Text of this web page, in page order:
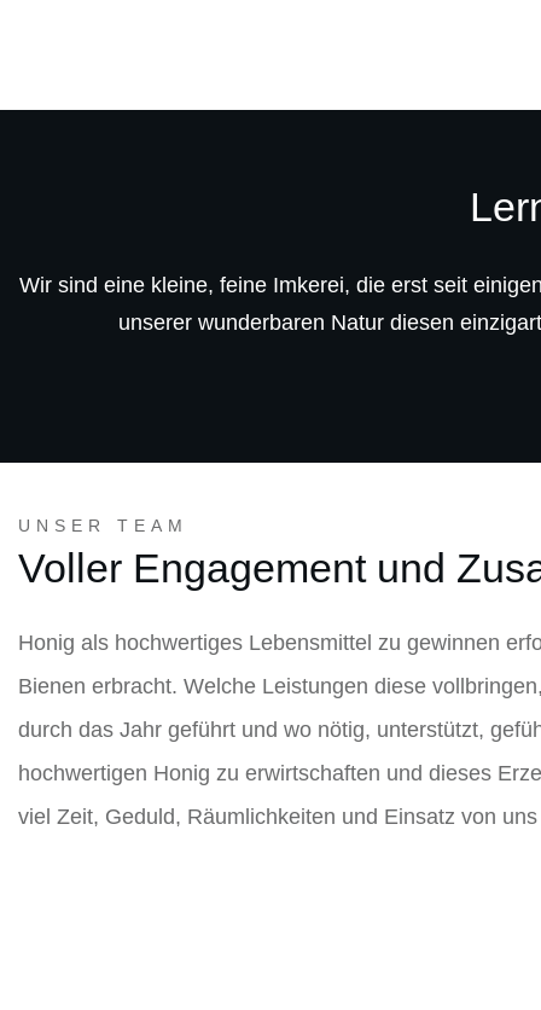
Wir sind eine kleine, feine Imkerei, die erst seit
unserer wunderbaren Natur diesen
UNSER TEAM
Voller Engagement und
Honig als hochwertiges Lebensmittel zu gewinnen
Bienen erbracht. Welche Leistungen diese
durch das Jahr geführt und wo nötig, unterstützt,
hochwertigen Honig zu erwirtschaften und dieses
viel Zeit, Geduld, Räumlichkeiten und Einsatz von